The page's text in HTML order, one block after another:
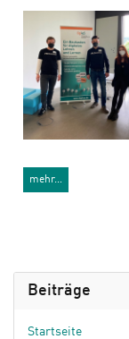
mehr…
Beiträge
Startseite